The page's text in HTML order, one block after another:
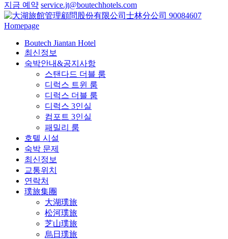
지금 예약 service.jt@boutechhotels.com
Close
menu
Boutech Jiantan Hotel
최신정보
숙박안내&공지사항
스탠다드 더블 룸
디럭스 트윈 룸
디럭스 더블 룸
디럭스 3인실
컴포트 3인실
패밀리 룸
호텔 시설
숙박 문제
최신정보
교통위치
연락처
璞旅集團
大湖璞旅
松河璞旅
芝山璞旅
烏日璞旅